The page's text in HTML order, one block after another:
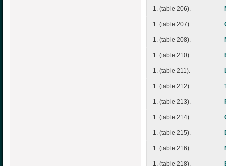
1. (table 206).
1. (table 207).
1. (table 208).
1. (table 210).
1. (table 211).
1. (table 212).
1. (table 213).
1. (table 214).
1. (table 215).
1. (table 216).
1. (table 218).